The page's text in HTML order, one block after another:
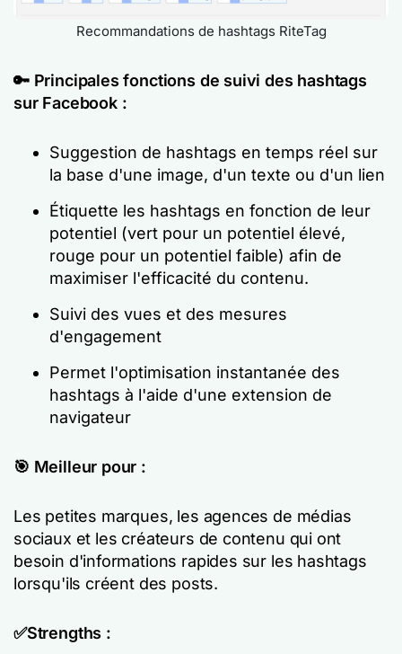
Recommandations de hashtags RiteTag
🔑 Principales fonctions de suivi des hashtags
sur Facebook :
Suggestion de hashtags en temps réel sur
la base d'une image, d'un texte ou d'un lien
Étiquette les hashtags en fonction de leur
potentiel (vert pour un potentiel élevé,
rouge pour un potentiel faible) afin de
maximiser l'efficacité du contenu.
Suivi des vues et des mesures
d'engagement
Permet l'optimisation instantanée des
hashtags à l'aide d'une extension de
navigateur
🎯 Meilleur pour :
Les petites marques, les agences de médias
sociaux et les créateurs de contenu qui ont
besoin d'informations rapides sur les hashtags
lorsqu'ils créent des posts.
✅Strengths :